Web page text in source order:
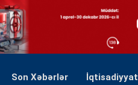
Son Xəbərlər İqtisadiyyat